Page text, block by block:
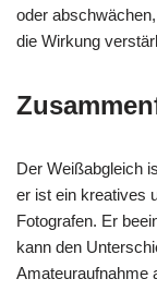
oder
die Wirkung
Der Weißabgleich
er ist ein kreatives
Fotografen. Er
kann den
Amateuraufnahme